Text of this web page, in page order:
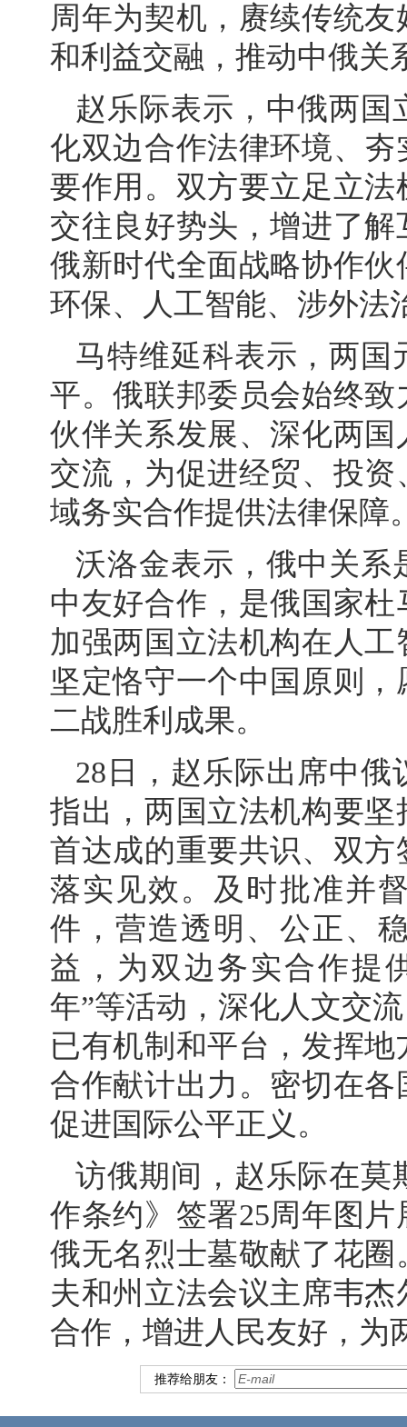
周年为契机，赓续传统
和利益交融，推动中俄关
赵乐际表示，中俄两
化双边合作法律环境、
要作用。双方要立足立
交往良好势头，增进了
俄新时代全面战略协作
环保、人工智能、涉外法
马特维延科表示，两国
平。俄联邦委员会始终
伙伴关系发展、深化两
交流，为促进经贸、投
域务实合作提供法律保障
沃洛金表示，俄中关系
中友好合作，是俄国家
加强两国立法机构在人
坚定恪守一个中国原则
二战胜利成果。
28日，赵乐际出席中
指出，两国立法机构要
首达成的重要共识、双
落实见效。及时批准并
件，营造透明、公正、
益，为双边务实合作提
年”等活动，深化人文交
已有机制和平台，发挥
合作献计出力。密切在
促进国际公平正义。
访俄期间，赵乐际在莫
作条约》签署25周年图
俄无名烈士墓敬献了花
夫和州立法会议主席韦
合作，增进人民友好，为
推荐给朋友：